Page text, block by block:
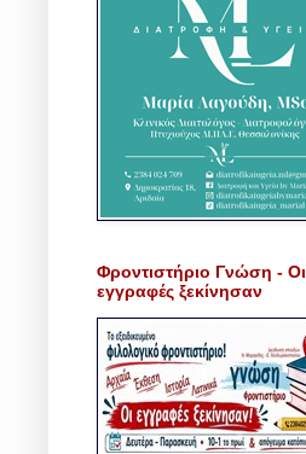
Φροντιστήριο Γνώση - Οι
εγγραφές ξεκίνησαν